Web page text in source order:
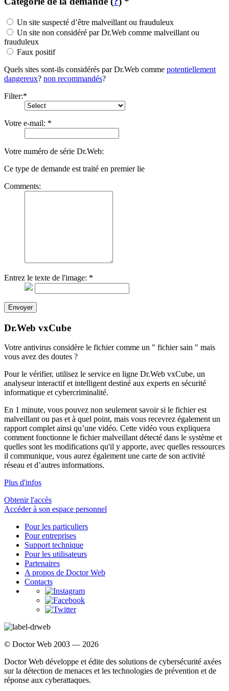
Un site suspecté d’être malveillant ou frauduleux
Un site non considéré par Dr.Web comme malveillant ou
frauduleux
Faux positif
Quels sites sont-ils considérés par Dr.Web comme pоtentiellement
dangereux? non recommandés?
Filter:*
Votre e-mail: *
Votre numéro de série Dr.Web:
Ce type de demande est traité en premier lie
Comments:
Entrez le texte de l'image: *
Envoyer
Dr.Web vxCube
Votre antivirus considère le fichier comme un " fichier sain " mais
vous avez des doutes ?
Pour le vérifier, utilisez le service en ligne Dr.Web vxCube, un
analyseur interactif et intelligent destiné aux experts en sécurité
informatique et cybercriminalité.
En 1 minute, vous pouvez non seulement savoir si le fichier est
malveillant ou pas et à quel point, mais vous recevrez également un
rapport complet ainsi qu’une vidéo. Cette vidéo vous expliquera
comment fonctionne le fichier malveillant détecté dans le système et
quelles sont les modifications qu'il y apporte, avec quelles ressources
il communique, vous aurez également une carte de son activité
réseau et d’autres informations.
Plus d'infos
Obtenir l'accès
Accéder à son espace personnel
Pour les particuliers
Pour entreprises
Support technique
Pour les utilisateurs
Partenaires
A propos de Doctor Web
Contacts
© Doctor Web 2003 — 2026
Doctor Web développe et édite des solutions de cybersécurité axées
sur la détection de menaces et les technologies de prévention et de
réponse aux cyberattaques.